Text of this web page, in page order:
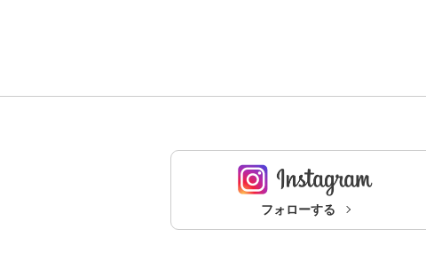
フォローする